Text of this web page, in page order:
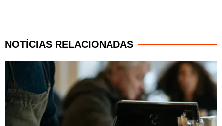
NOTÍCIAS RELACIONADAS